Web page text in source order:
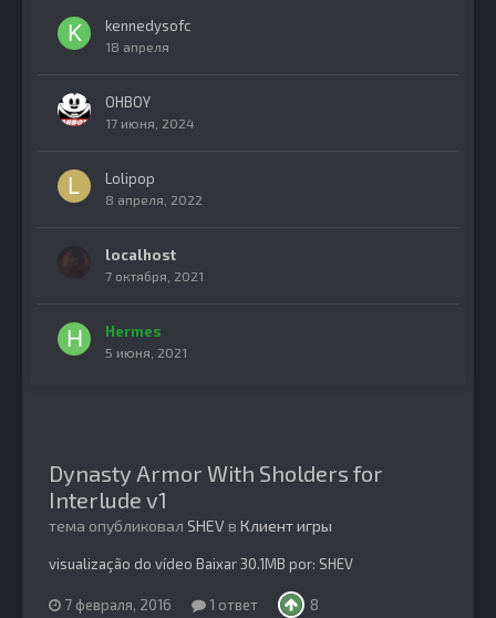
kennedysofc
18 апреля
OHBOY
17 июня, 2024
Lolipop
8 апреля, 2022
localhost
7 октября, 2021
Hermes
5 июня, 2021
Dynasty Armor With Sholders for
Interlude v1
тема опубликовал SHEV в Клиент игры
visualização do vídeo Baixar 30.1MB por: SHEV
7 февраля, 2016 1 ответ 8